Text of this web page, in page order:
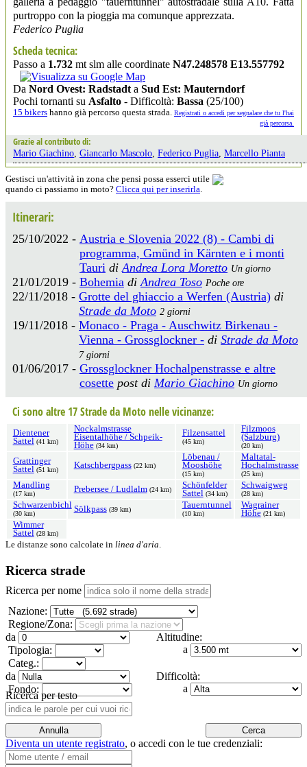
purtroppo con la pioggia ma comunque apprezzata.
Federico Puglia
Scheda tecnica:
Passo a 1.732 mt slm alle coordinate N47.248578 E13.557792
Da Nord Ovest: Radstadt a Sud Est: Mauterndorf
Pochi tornanti su Asfalto - Difficoltà: Bassa (25/100)
15 bikers hanno già percorso questa strada. Registrati o accedi per segnalare che tu l'hai
già percorsa.
Grazie al contributo di:
Mario Giachino Giancarlo Mascolo Federico Puglia Marcello Pianta
Gestisci un'attività in zona che pensi possa esserci utile
quando ci passiamo in moto? Clicca qui per inserirla.
Itinerari:
25/10/2022 - Austria e Slovenia 2022 (8) - Cambi di
programma, Gmünd in Kärnten e i monti
Tauri di Andrea Lora Moretto Un giorno
21/01/2019 - Bohemia di Andrea Toso Poche ore
22/11/2018 - Grotte del ghiaccio a Werfen (Austria) di
Strade da Moto 2 giorni
19/11/2018 - Monaco - Praga - Auschwitz Birkenau -
Vienna - Grossglockner - di Strade da Moto
7 giorni
01/06/2017 - Grossglockner Hochalpenstrasse e altre
cosette post di Mario Giachino Un giorno
Ci sono altre 17 Strade da Moto nelle vicinanze:
Dientener
Sattel (41 km)
Nockalmstrasse
Eisentalhöhe / Schpeik-
Höhe (34 km)
Filzensattel
(45 km)
Filzmoos
(Salzburg)
(20 km)
Grattinger
Sattel (51 km) Katschbergpass (22 km)
Löbenau /
Mooshöhe
(15 km)
Maltatal-
Hochalmstrasse
(25 km)
Mandling
(17 km) Prebersee / Ludlalm (24 km)
Schönfelder
Sattel (34 km)
Schwaigweg
(28 km)
Schwarzenbichl
(30 km) Sölkpass (39 km) Tauerntunnel
(10 km)
Wagrainer
Höhe (21 km)
Wimmer
Sattel (28 km)
Le distanze sono calcolate in linea d'aria.
Ricerca strade
Ricerca per nome
Nazione:
Regione/Zona:
Altitudine:
da
a
Tipologia:
Categ.:
Difficoltà:
da
a
Fondo:
Ricerca per testo
Diventa un utente registrato, o accedi con le tue credenziali: